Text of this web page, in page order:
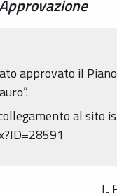
approvato il
al sito
Il